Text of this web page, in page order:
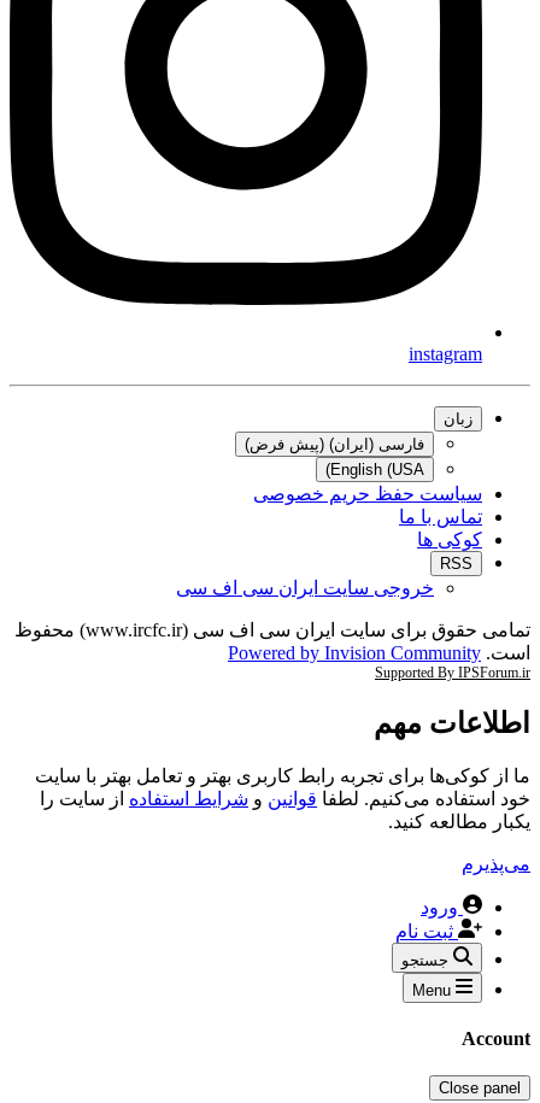
instagram
زبان
فارسی (ایران) (پیش فرض)
English (USA)
سیاست حفظ حریم خصوصی
تماس با ما
کوکی ها
RSS
خروجی سایت ایران سی اف سی
تمامی حقوق برای سایت ایران سی اف سی (www.ircfc.ir) محفوظ
است. Powered by Invision Community
Supported By IPSForum.ir
اطلاعات مهم
ما از کوکی‌ها برای تجربه رابط کاربری بهتر و تعامل بهتر با سایت
خود استفاده می‌کنیم. لطفا قوانین و شرایط استفاده از سایت را
یکبار مطالعه کنید.
می‌پذیرم
ورود
ثبت نام
جستجو
Menu
Account
Close panel